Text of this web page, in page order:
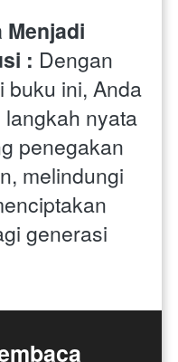
Menjadi
: Dengan
buku ini, Anda
nyata
penegakan
melindungi
generasi